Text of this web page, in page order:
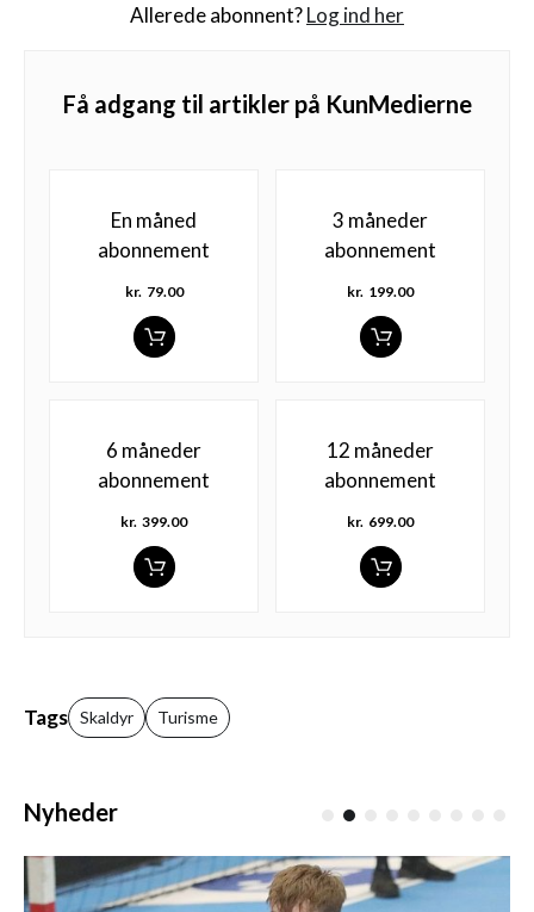
Allerede abonnent?Log ind her
Få adgang til artikler på KunMedierne
En måned
abonnement
kr. 79.00
3 måneder
abonnement
kr. 199.00
6 måneder
abonnement
kr. 399.00
12 måneder
abonnement
kr. 699.00
Tags Skaldyr Turisme
Nyheder